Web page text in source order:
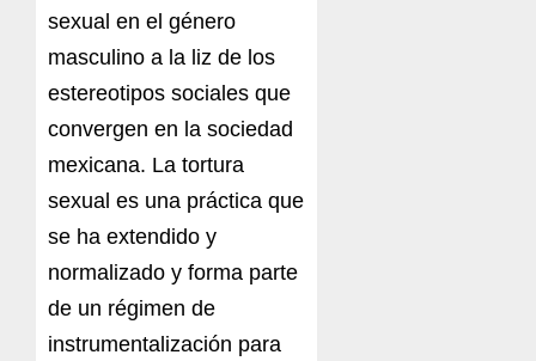
sexual en el género
masculino a la liz de los
estereotipos sociales que
convergen en la sociedad
mexicana. La tortura
sexual es una práctica que
se ha extendido y
normalizado y forma parte
de un régimen de
instrumentalización para